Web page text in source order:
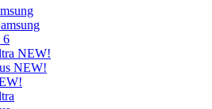
6
NEW!
NEW!